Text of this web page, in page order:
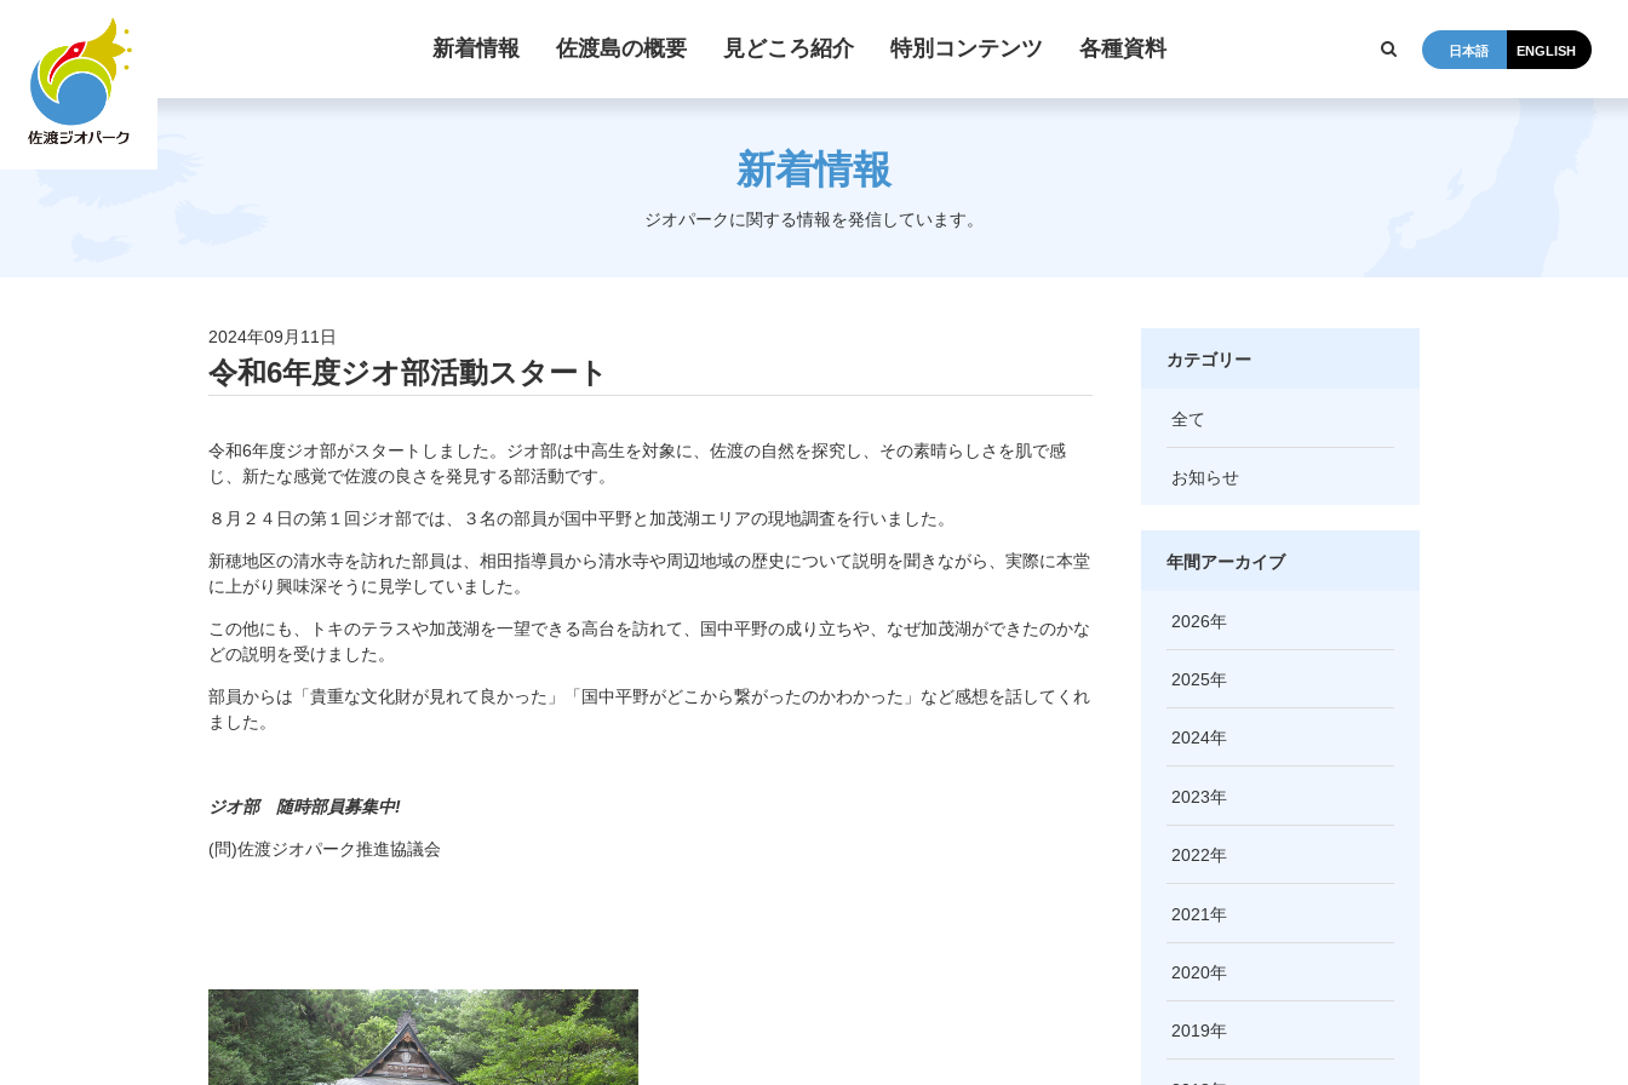
新着情報 佐渡島の概要 見どころ紹介 特別コンテンツ 各種資料 日本語 ENGLISH
新着情報
ジオパークに関する情報を発信しています。
2024年09月11日
令和6年度ジオ部活動スタート
令和6年度ジオ部がスタートしました。ジオ部は中高生を対象に、佐渡の自然を探究し、その素晴らしさを肌で感
じ、新たな感覚で佐渡の良さを発見する部活動です。
８月２４日の第１回ジオ部では、３名の部員が国中平野と加茂湖エリアの現地調査を行いました。
新穂地区の清水寺を訪れた部員は、相田指導員から清水寺や周辺地域の歴史について説明を聞きながら、実際に本堂
に上がり興味深そうに見学していました。
この他にも、トキのテラスや加茂湖を一望できる高台を訪れて、国中平野の成り立ちや、なぜ加茂湖ができたのかな
どの説明を受けました。
部員からは「貴重な文化財が見れて良かった」「国中平野がどこから繋がったのかわかった」など感想を話してくれ
ました。
ジオ部 随時部員募集中!
(問)佐渡ジオパーク推進協議会
カテゴリー
全て
お知らせ
年間アーカイブ
2026
2025
2024
2023
2022
2021
2020
2019